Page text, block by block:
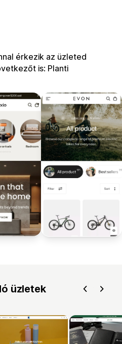
érkezik az üzleted
is: Planti
üzletek